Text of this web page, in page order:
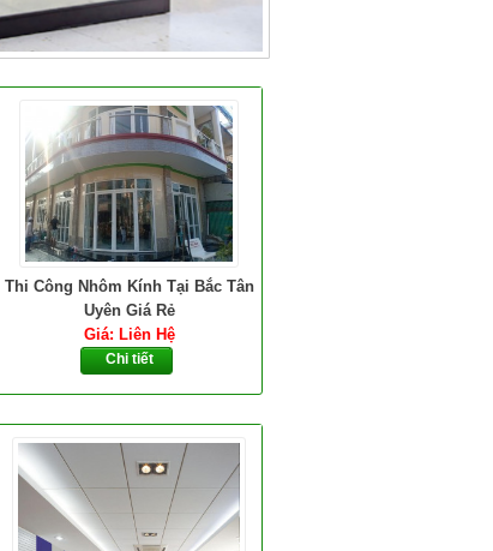
Thi Công Nhôm Kính Tại Bắc Tân
Uyên Giá Rẻ
Giá: Liên Hệ
Chi tiết